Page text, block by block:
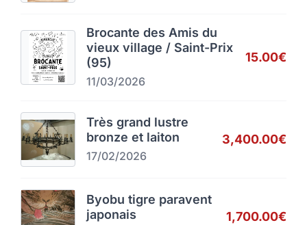
Brocante des Amis du
vieux village / Saint-Prix
(95)
11/03/2026
15.00€
Très grand lustre
bronze et laiton
17/02/2026
3,400.00€
Byobu tigre paravent
japonais
1,700.00€